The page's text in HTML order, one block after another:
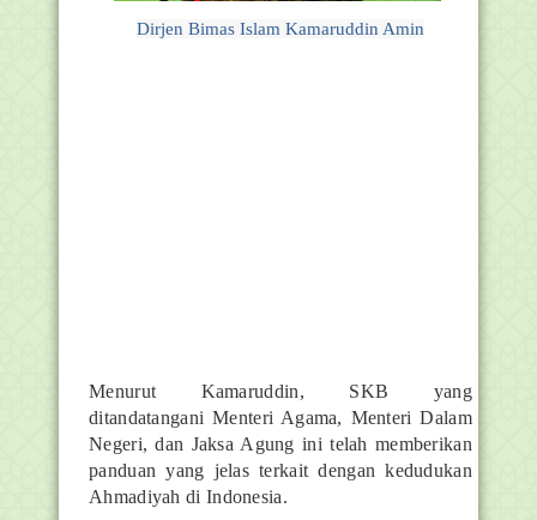
Dirjen Bimas Islam Kamaruddin Amin
Menurut Kamaruddin, SKB yang
ditandatangani Menteri Agama, Menteri Dalam
Negeri, dan Jaksa Agung ini telah memberikan
panduan yang jelas terkait dengan kedudukan
Ahmadiyah di Indonesia.